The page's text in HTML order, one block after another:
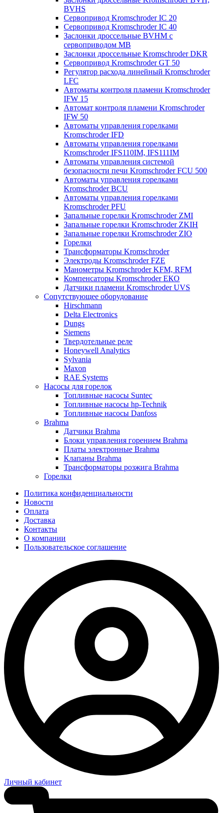
BVHS
Сервопривод Kromschroder IC 20
Сервопривод Kromschroder IC 40
Заслонки дроссельные BVHM с
сервоприводом МВ
Заслонки дроссельные Kromschroder DKR
Cервопривод Kromschroder GT 50
Регулятор расхода линейный Kromschroder
LFC
Автоматы контроля пламени Kromschroder
IFW 15
Автомат контроля пламени Kromschroder
IFW 50
Автоматы управления горелками
Kromschroder IFD
Автоматы управления горелками
Kromschroder IFS110IM, IFS111IM
Автоматы управления системой
безопасности печи Kromschroder FCU 500
Автоматы управления горелками
Kromschroder BCU
Автоматы управления горелками
Kromschroder PFU
Запальные горелки Kromschroder ZМI
Запальные горелки Kromschroder ZKIH
Запальные горелки Kromschroder ZIO
Горелки
Трансформаторы Kromschroder
Электроды Kromschroder FZE
Манометры Kromschroder KFM, RFM
Компенсаторы Kromschroder ЕКО
Датчики пламени Kromschroder UVS
Сопутствующее оборудование
Hirschmann
Delta Electronics
Dungs
Siemens
Твердотельные реле
Honeywell Analytics
Sylvania
Maxon
RAE Systems
Насосы для горелок
Топливные насосы Suntec
Топливные насосы hp-Technik
Топливные насосы Danfoss
Brahma
Датчики Brahma
Блоки управления горением Brahma
Платы электронные Brahma
Клапаны Brahma
Трансформаторы розжига Brahma
Горелки
Политика конфиденциальности
Новости
Оплата
Доставка
Контакты
О компании
Пользовательское соглашение
Личный кабинет